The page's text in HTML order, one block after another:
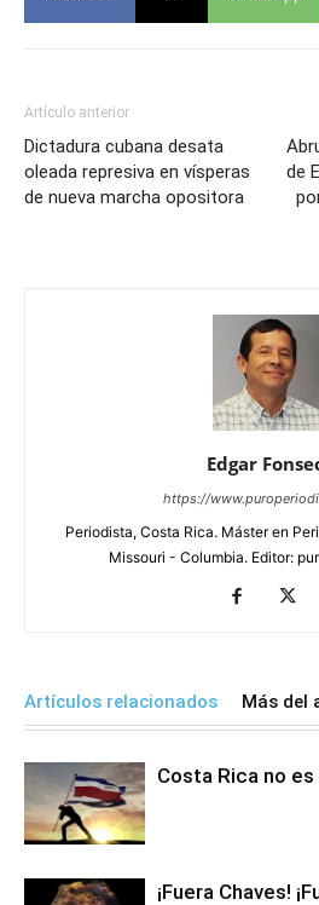
Artículo anterior
Dictadura cubana desata
oleada represiva en vísperas
de nueva marcha opositora
de
Edgar
https://
Periodista, Costa Rica. Máster en
Missouri - Columbia. Editor:
Artículos relacionados Más del
Costa Rica no
¡Fuera Chaves!